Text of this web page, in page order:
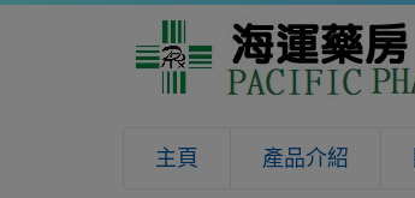
主頁 產品介紹